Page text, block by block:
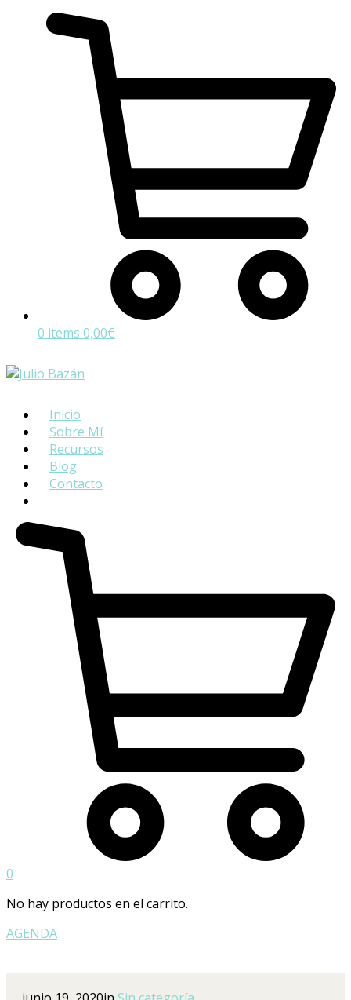
0 items 0,00€
Inicio
Sobre Mí
Recursos
Blog
Contacto
0
No hay productos en el carrito.
AGENDA